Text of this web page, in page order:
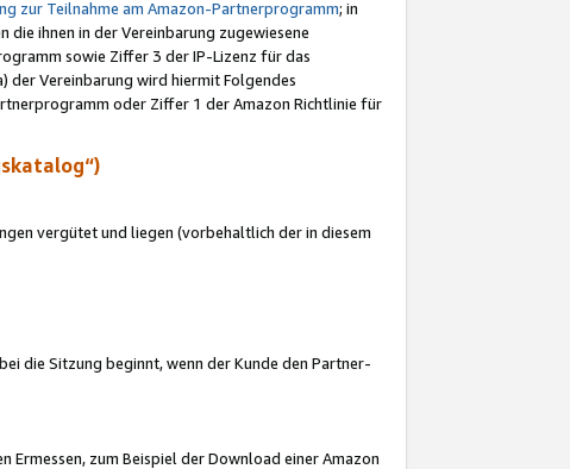
zur Teilnahme am Amazon-Partnerprogramm; in
ihnen in der Vereinbarung zugewiesene
sowie Ziffer 3 der IP-Lizenz für das
der Vereinbarung wird hiermit Folgendes
oder Ziffer 1 der Amazon Richtlinie für
vergütet und liegen (vorbehaltlich der in diesem
die Sitzung beginnt, wenn der Kunde den Partner-
zum Beispiel der Download einer Amazon